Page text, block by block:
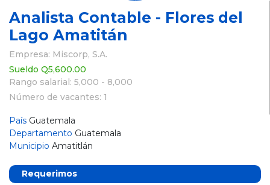
Analista Contable - Flores del
Lago Amatitán
Empresa: Miscorp, S.A.
Sueldo Q5,600.00
Rango salarial: 5,000 - 8,000
Número de vacantes: 1
País Guatemala
Departamento Guatemala
Municipio Amatitlán
Requerimos